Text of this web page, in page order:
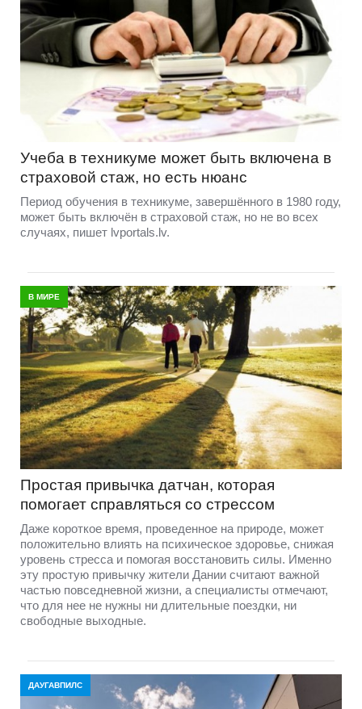
Учеба в техникуме может быть включена в
страховой стаж, но есть нюанс
Период обучения в техникуме, завершённого в 1980 году,
может быть включён в страховой стаж, но не во всех
случаях, пишет lvportals.lv.
В МИРЕ
Простая привычка датчан, которая
помогает справляться со стрессом
Даже короткое время, проведенное на природе, может
положительно влиять на психическое здоровье, снижая
уровень стресса и помогая восстановить силы. Именно
эту простую привычку жители Дании считают важной
частью повседневной жизни, а специалисты отмечают,
что для нее не нужны ни длительные поездки, ни
свободные выходные.
ДАУГАВПИЛС